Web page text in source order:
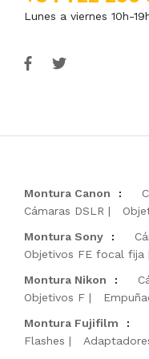
Lunes a viernes 10h-
Montura Canon :
Cámaras DSLR
Montura Sony
:
Objetivos FE focal fija
Montura Nikon
:
Objetivos F
Montura Fujifilm
:
Flashes